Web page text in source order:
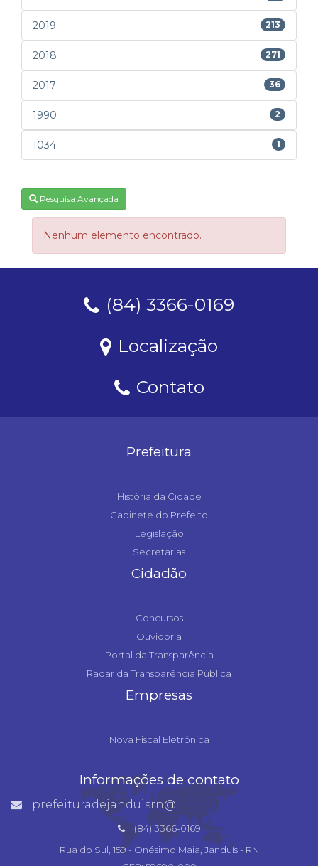
2019 213
2018 271
2017 36
1990 2
1034 1
Pesquisa Avançada
Nenhum elemento encontrado.
(84) 3366-0169
Localização
Contato
Prefeitura
História da Cidade
Gabinete do Prefeito
Legislação
Secretarias
Cidadão
Concursos
Ouvidoria
Portal da Transparência
Radar da Transparência Pública
Empresas
Nova Fiscal Eletrônica
Informações de contato
prefeituradejanduisrn@gmail.com
(84) 3366-0169
Rua do Sul, 159 - Onésimo Maia, Janduís - RN